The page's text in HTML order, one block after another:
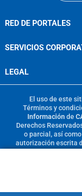
RED DE PORTALES
SERVICIOS
LEGAL
El uso de este
Términos y
Información de
Derechos
o parcial, así
autorización escrita